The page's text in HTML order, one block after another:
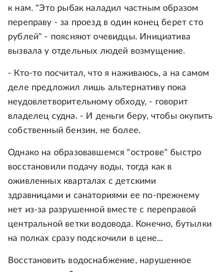
к нам. "Это рыбак наладил частным образом
переправу - за проезд в один конец берет сто
рублей" - поясняют очевидцы. Инициатива
вызвала у отдельных людей возмущение.
- Кто-то посчитал, что я наживаюсь, а на самом
деле предложил лишь альтернативу пока
неудовлетворительному обходу, - говорит
владелец судна. - И деньги беру, чтобы окупить
собственный бензин, не более.
Однако на образовавшемся "острове" быстро
восстановили подачу воды, тогда как в
оживленных кварталах с детскими
здравницами и санаториями ее по-прежнему
нет из-за разрушенной вместе с переправой
центральной ветки водовода. Конечно, бутылки
на полках сразу подскочили в цене...
Восстановить водоснабжение, нарушенное